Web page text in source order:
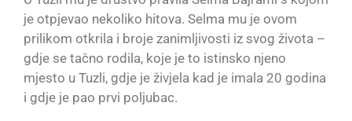
je otpjevao nekoliko hitova. Selma mu je ovom
prilikom otkrila i broje zanimljivosti iz svog života –
gdje se tačno rodila, koje je to istinsko njeno
mjesto u Tuzli, gdje je živjela kad je imala 20 godina
i gdje je pao prvi poljubac.